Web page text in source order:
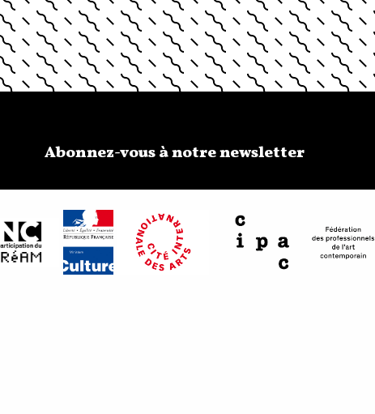
Abonnez-vous à notre newsletter